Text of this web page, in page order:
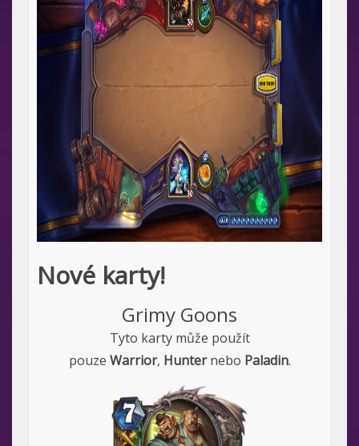
Nové karty!
Grimy Goons
Tyto karty může použít
pouze Warrior, Hunternebo Paladin.